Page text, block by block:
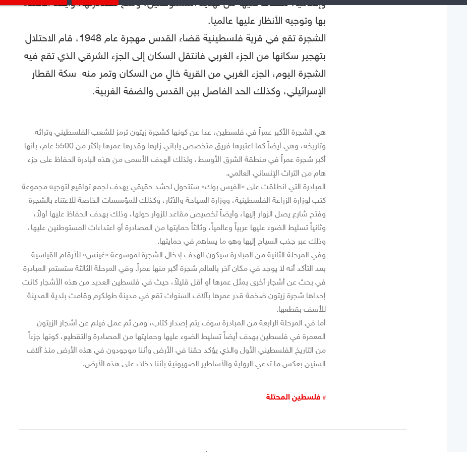
وإعلامياً، للحفاظ عليها من تهديد المستوطنين، ومنع مصادرتها، وأيضاً الاعتناء
بها وتوجيه الأنظار عليها عالميا.
الشجرة تقع في قرية فلسطينية قضاء القدس مهجرة عام 1948، قام الاحتلال
بتهجير سكانها من الجزء الغربي فانتقل السكان إلى الجزء الشرقي الذي تقع فيه
الشجرة اليوم، الجزء الغربي من القرية خالٍ من السكان وتمر منه سكة القطار
الإسرائيلي، وكذلك الحد الفاصل بين القدس والضفة الغربية.
هي الشجرة الأكبر عمراً في فلسطين، عدا عن كونها كشجرة زيتون ترمز للشعب الفلسطيني وتراثه
وتاريخه، وهي أيضاً كما اعتبرها فريق متخصص ياباني زارها وقدرها عمرها بأكثر من 5500 عام، بأنها
أكبر شجرة عمراً في منطقة الشرق الأوسط، ولذلك الهدف الأسمى من هذه البادرة الحفاظ على جزء
هام من التراث الإنساني العالمي.
المبادرة التي انطلقت على «الفيس بوك» ستتحول لحشد حقيقي يهدف لجمع تواقيع لتوجيه مجموعة
كتب لوزارة الزراعة الفلسطينية، ووزارة السياحة والآثار، وكذلك للمؤسسات الخاصة للاعتناء بالشجرة
وفتح شارع يصل الزوار إليها، وأيضاً تخصيص مقاعد للزوار حولها، وذلك بهدف الحفاظ عليها أولاً،
وثانياً تسليط الضوء عليها عربياً وعالمياً، وثالثاً حمايتها من المصادرة أو اعتداءات المستوطنين عليها،
وذلك عبر جذب السياح إليها وهو ما يساهم في حمايتها.
وفي المرحلة الثانية من المبادرة سيكون الهدف إدخال الشجرة لموسوعة «غينس» للأرقام القياسية
بعد التأكد أنه لا يوجد في مكان آخر بالعالم شجرة أكبر منها عمراً. وفي المرحلة الثالثة ستستمر المبادرة
في بحث عن أشجار أخرى بمثل عمرها أو أقل قليلاً، حيث في فلسطين العديد من هذه الأشجار كانت
إحداها شجرة زيتون ضخمة قدر عمرها بآلاف السنوات تقع في مدينة طولكرم وقامت بلدية المدينة
للأسف بقطعها.
أما في المرحلة الرابعة من المبادرة سوف يتم إصدار كتاب، ومن ثم عمل فيلم عن أشجار الزيتون
المعمرة في فلسطين بهدف أيضاً تسليط الضوء عليها وحمايتها من المصادرة والتقطيع، كونها جزءاً
من التاريخ الفلسطيني الأول والذي يؤكد حقنا في الأرض وأننا موجودون في هذه الأرض منذ آلاف
السنين بعكس ما تدعي الرواية والأساطير الصهيونية بأننا دخلاء على هذه الأرض.
فلسطين المحتلة